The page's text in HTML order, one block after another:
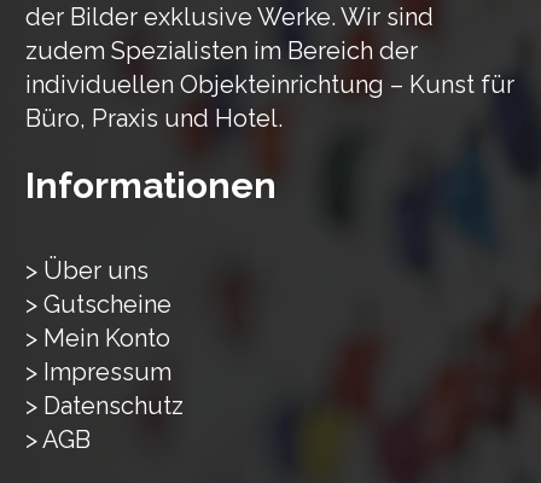
der Bilder exklusive Werke. Wir sind
zudem Spezialisten im Bereich der
individuellen Objekteinrichtung – Kunst für
Büro, Praxis und Hotel.
Informationen
> Über uns
> Gutscheine
> Mein Konto
> Impressum
> Datenschutz
> AGB